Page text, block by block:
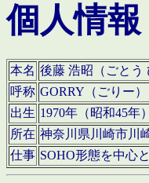
個人情報
本名 後藤 浩昭（ごとう
呼称 GORRY（ごりー）
出生 1970年（昭和45年）
所在 神奈川県川崎市川
仕事 SOHO形態を中心